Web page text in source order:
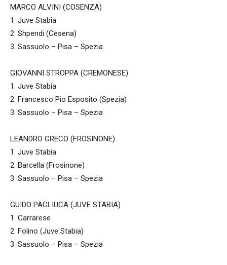
MARCO ALVINI (COSENZA)
1. Juve Stabia
2. Shpendi (Cesena)
3. Sassuolo – Pisa – Spezia
GIOVANNI STROPPA (CREMONESE)
1. Juve Stabia
2. Francesco Pio Esposito (Spezia)
3. Sassuolo – Pisa – Spezia
LEANDRO GRECO (FROSINONE)
1. Juve Stabia
2. Barcella (Frosinone)
3. Sassuolo – Pisa – Spezia
GUIDO PAGLIUCA (JUVE STABIA)
1. Carrarese
2. Folino (Juve Stabia)
3. Sassuolo – Pisa – Spezia